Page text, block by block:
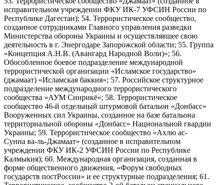
исправительном учреждении ФКУ ИК-7 УФСИН России по
Республике Дагестан); 54. Террористическое сообщество,
созданное сотрудниками Главного управления разведки
Министерства обороны Украины и осуществлявшее свою
деятельность в г. Энергодаре Запорожской области; 55. Группа
«Концепция А.Н.В. (Авангард Народной Воли)»; 56.
Обособленное боевое подразделение международной
террористической организации «Исламское государство»
(джамаат) «Исламская баккия»; 57. Российское структурное
подразделение международного террористического
сообщества «АУМ Синрикё»; 58. Террористическое
сообщество 46-й отдельный штурмовой батальон «Донбасс»
Вооруженных сил Украины, созданное на базе батальона
территориальной обороны «Донбасс» Национальной гвардии
Украины; 59. Террористическое сообщество «Ахлю ас-
Сунна ва-ль-Джамаат» (созданное в исправительном
учреждении ФКУ ИК-2 УФСИН России по Республике
Калмыкия); 60. Международная организация, созданная в
форме общественного движения, «Форум свободных
государств постРоссии» и ее структурные подразделения; 61.